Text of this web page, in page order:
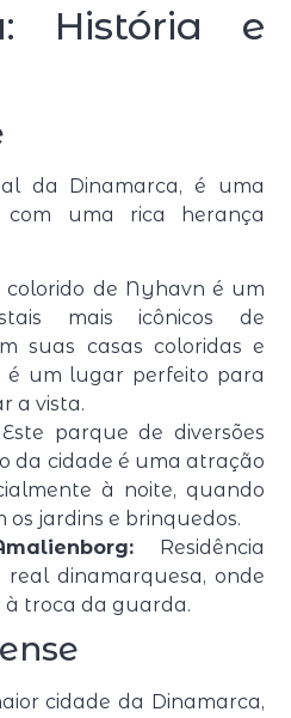
História e
da Dinamarca, é uma
com uma rica herança
colorido de Nyhavn é um
mais icônicos de
suas casas coloridas e
é um lugar perfeito para
a vista.
parque de diversões
da cidade é uma atração
à noite, quando
os jardins e brinquedos.
Residência
dinamarquesa, onde
à troca da guarda.
cidade da Dinamarca,